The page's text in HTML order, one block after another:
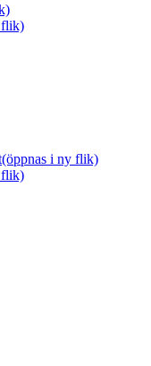
flik)
(öppnas i ny flik)
flik)